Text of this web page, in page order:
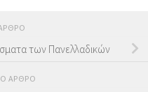
των Πανελλαδικών
ΆΡΘΡΟ